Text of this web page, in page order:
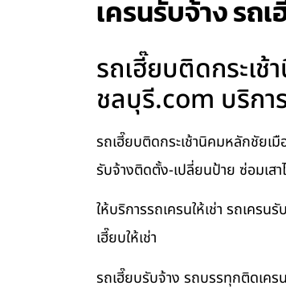
เครนรับจ้าง รถ
รถเฮี๊ยบติดกระเช้
ชลบุรี.com บริการ
รถเฮี๊ยบติดกระเช้านิคมหลักชัยเมื
รับจ้างติดตั้ง-เปลี่ยนป้าย ซ่อมเสา
ให้บริการรถเครนให้เช่า รถเคร
เฮี๊ยบให้เช่า
รถเฮี๊ยบรับจ้าง รถบรรทุกติดเคร